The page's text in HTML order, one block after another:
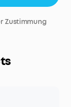
Zustimmung